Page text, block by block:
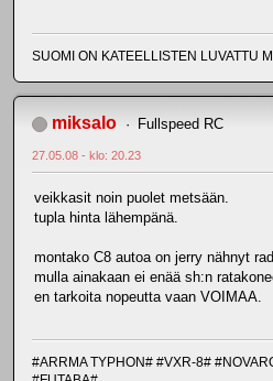
SUOMI ON KATEELLISTEN LUVATTU
miksalo Fullspeed RC
27.05.08 - klo: 20.23
veikkasit noin puolet metsään.
tupla hinta lähempänä.
montako C8 autoa on jerry nähnyt
mulla ainakaan ei enää sh:n
en tarkoita nopeutta vaan VOIMAA.
#ARRMA TYPHON# #VXR-8#